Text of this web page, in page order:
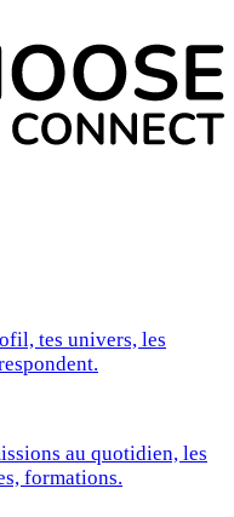
tes univers, les
au quotidien, les
formations.